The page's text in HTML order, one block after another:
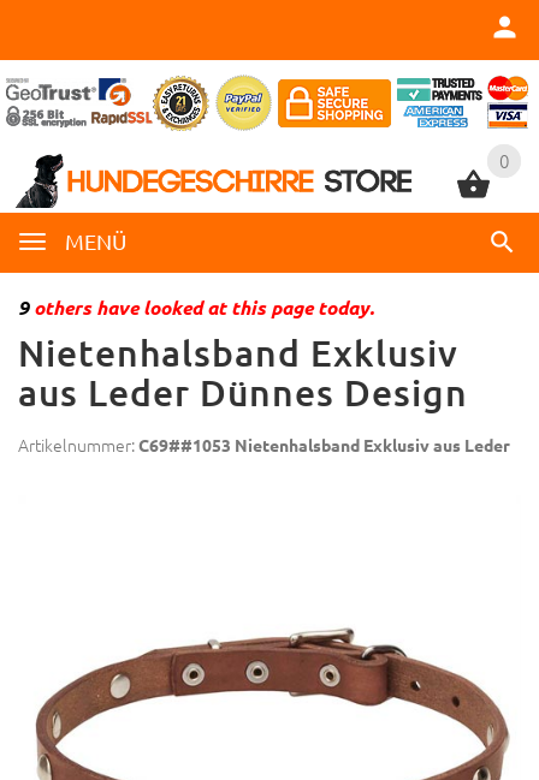
0
MENÜ
0
9others have looked at this page today.
Nietenhalsband Exklusiv
aus Leder Dünnes Design
Artikelnummer:C69##1053 Nietenhalsband Exklusiv aus Leder